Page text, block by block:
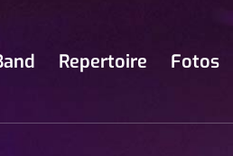
Repertoire Fotos